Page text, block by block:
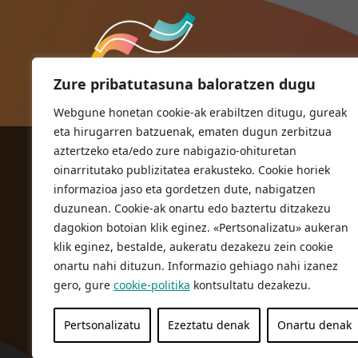
Zure pribatutasuna baloratzen dugu
Webgune honetan cookie-ak erabiltzen ditugu, gureak
eta hirugarren batzuenak, ematen dugun zerbitzua
aztertzeko eta/edo zure nabigazio-ohituretan
oinarritutako publizitatea erakusteko. Cookie horiek
informazioa jaso eta gordetzen dute, nabigatzen
duzunean. Cookie-ak onartu edo baztertu ditzakezu
dagokion botoian klik eginez. «Pertsonalizatu» aukeran
klik eginez, bestalde, aukeratu dezakezu zein cookie
onartu nahi dituzun. Informazio gehiago nahi izanez
gero, gure cookie-politika kontsultatu dezakezu.
Pertsonalizatu Ezeztatu denak Onartu denak
ORIOKO UDALA
Herriko plaza,1
20810 Orio (Gipuzkoa)
T. 943 83 03 46
bulegoak@orio.eus